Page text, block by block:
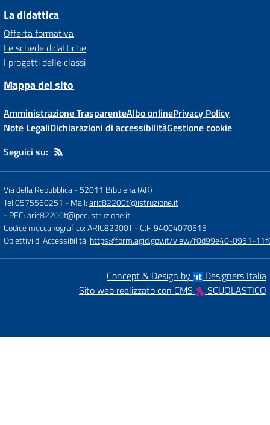
La didattica
Offerta formativa
Le schede didattiche
I progetti delle classi
Mappa del sito
Amministrazione TrasparenteAlbo onlinePrivacy Policy
Note LegaliDichiarazioni di accessibilitàGestione cookie
Seguici su:
Via della Repubblica-52011 Bibbiena (AR)
Tel 0575560251 - Mail:aric82200t@istruzione.it
- PEC:aric82200t@pec.istruzione.it
Codice meccanografico: ARIC82200T- C.F. 94004070515
Obiettivi di Accessibilità: https://form.agid.gov.it/view/f0d99e40-0951-
Concept & Design by
Designers Italia
Sito web realizzato con CMS
SCUOLASTICO